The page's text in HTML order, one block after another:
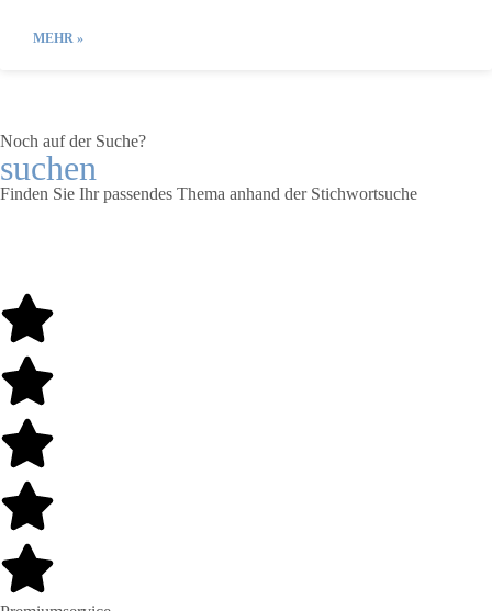
MEHR »
Noch auf der Suche?
suchen
Finden Sie Ihr passendes Thema anhand der Stichwortsuche